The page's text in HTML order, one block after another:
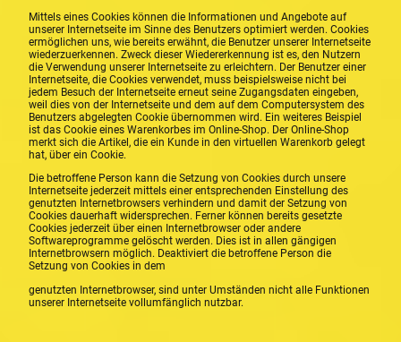
Mittels eines Cookies können die Informationen und Angebote auf
unserer Internetseite im Sinne des Benutzers optimiert werden. Cookies
ermöglichen uns, wie bereits erwähnt, die Benutzer unserer Internetseite
wiederzuerkennen. Zweck dieser Wiedererkennung ist es, den Nutzern
die Verwendung unserer Internetseite zu erleichtern. Der Benutzer einer
Internetseite, die Cookies verwendet, muss beispielsweise nicht bei
jedem Besuch der Internetseite erneut seine Zugangsdaten eingeben,
weil dies von der Internetseite und dem auf dem Computersystem des
Benutzers abgelegten Cookie übernommen wird. Ein weiteres Beispiel
ist das Cookie eines Warenkorbes im Online-Shop. Der Online-Shop
merkt sich die Artikel, die ein Kunde in den virtuellen Warenkorb gelegt
hat, über ein Cookie.
Die betroffene Person kann die Setzung von Cookies durch unsere
Internetseite jederzeit mittels einer entsprechenden Einstellung des
genutzten Internetbrowsers verhindern und damit der Setzung von
Cookies dauerhaft widersprechen. Ferner können bereits gesetzte
Cookies jederzeit über einen Internetbrowser oder andere
Softwareprogramme gelöscht werden. Dies ist in allen gängigen
Internetbrowsern möglich. Deaktiviert die betroffene Person die
Setzung von Cookies in dem
genutzten Internetbrowser, sind unter Umständen nicht alle Funktionen
unserer Internetseite vollumfänglich nutzbar.